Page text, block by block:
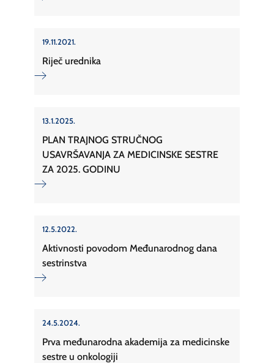
19.11.2021.
Riječ urednika
13.1.2025.
PLAN TRAJNOG STRUČNOG
USAVRŠAVANJA ZA MEDICINSKE SESTRE
ZA 2025. GODINU
12.5.2022.
Aktivnosti povodom Međunarodnog dana
sestrinstva
24.5.2024.
Prva međunarodna akademija za medicinske
sestre u onkologiji